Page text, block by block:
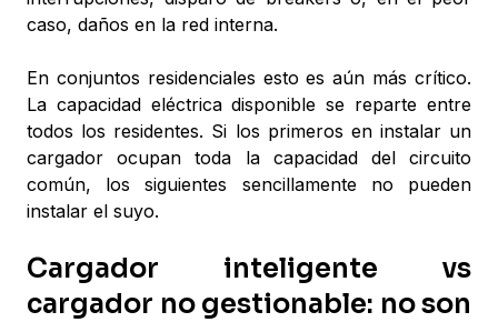
caso, daños en la red interna.
En conjuntos residenciales esto es aún más crítico.
La capacidad eléctrica disponible se reparte entre
todos los residentes. Si los primeros en instalar un
cargador ocupan toda la capacidad del circuito
común, los siguientes sencillamente no pueden
instalar el suyo.
Cargador inteligente vs
cargador no gestionable: no son